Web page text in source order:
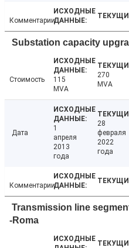
Комментарии
Substation capacity
Стоимость
115
MVA
270
MVA
Дата
1
апреля
2013
года
28
февраля
2022
года
Комментарии
Transmission line
-Roma